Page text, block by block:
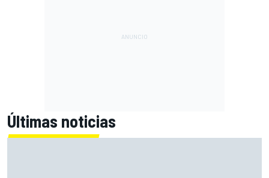
Últimas noticias